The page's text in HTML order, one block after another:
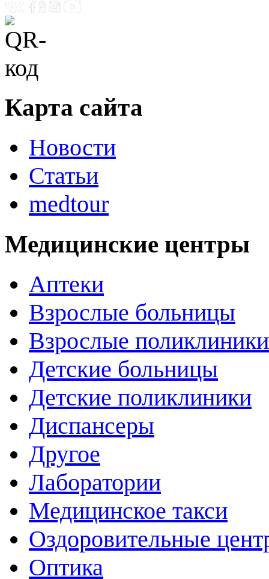
Карта сайта
Новости
Статьи
medtour
Медицинские центры
Аптеки
Взрослые больницы
Взрослые поликлиники
Детские больницы
Детские поликлиники
Диспансеры
Другое
Лаборатории
Медицинское такси
Оздоровительные
Оптика